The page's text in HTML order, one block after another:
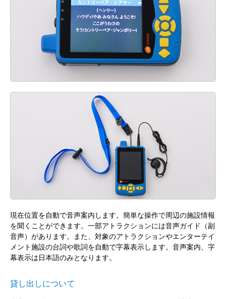
現在位置を自動で音声案内します。簡単な操作で周辺の施設情報
を聞くことができます。一部アトラクションには音声ガイド（副
音声）があります。また、対象のアトラクションやエンターテイ
メント施設の台詞や歌詞を自動で字幕表示します。音声案内、字
幕表示は日本語のみとなります。
貸し出しについて